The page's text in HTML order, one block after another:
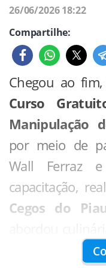
Segundo o
é identificar
possam
escolar e
entre
proposta é
nos municípios
26/06/2026 18:22
Compartilhe:
Chegou ao
Curso
Manipulação
por meio de
Wall Ferraz
capacitação,
Cegos do
massas